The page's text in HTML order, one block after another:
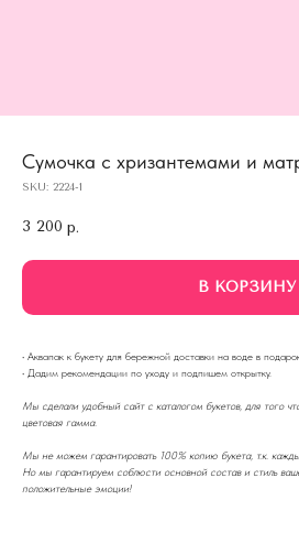
Сумочка с хризантемами и
SKU: 2224-1
3 200 р.
В КОРЗИНУ
· Аквапак к букету для бережной доставки на воде в
· Дадим рекомендации по уходу и подпишем открытку.
Мы сделали удобный сайт с каталогом букетов, для того
цветовая гамма.
Мы не можем гарантировать 100% копию букета, т.к.
Но мы гарантируем соблюсти основной состав и стиль
положительные эмоции!